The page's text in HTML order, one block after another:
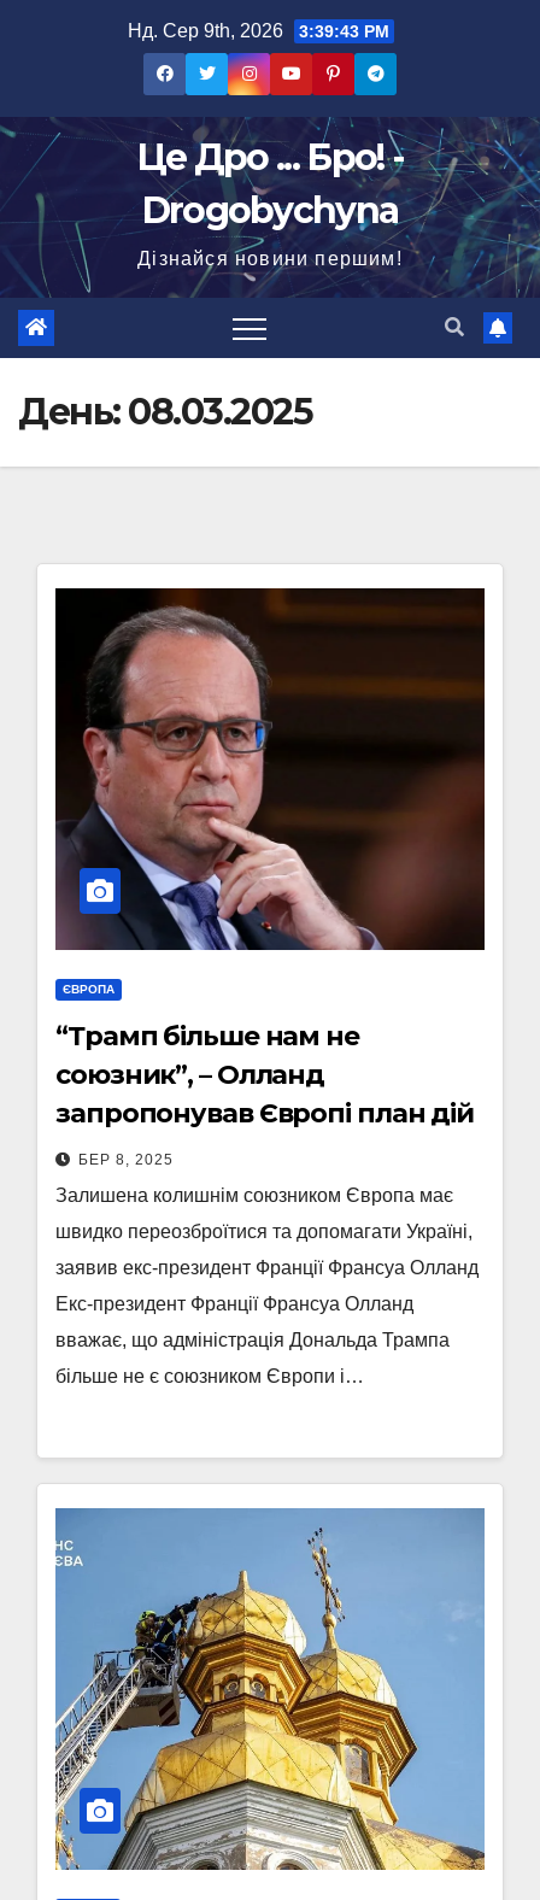
Нд. Сер 9th, 2026 3:39:44 PM
Це Дро ... Бро! -
Drogobychyna
Дізнайся новини першим!
День:08.03.2025
ЄВРОПА
“Трамп більше нам не
союзник”, – Олланд
запропонував Європі план дій
БЕР 8, 2025
Залишена колишнім союзником Європа має
швидко переозброїтися та допомагати Україні,
заявив екс-президент Франції Франсуа Олланд
Екс-президент Франції Франсуа Олланд
вважає, що адміністрація Дональда Трампа
більше не є союзником Європи і…